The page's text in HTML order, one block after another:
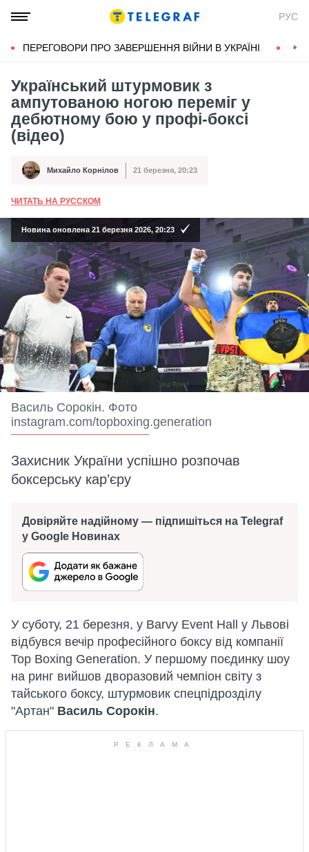
РУС
ПЕРЕГОВОРИ ПРО ЗАВЕРШЕННЯ ВІЙНИ В УКРАЇНІ
Український штурмовик з
ампутованою ногою переміг у
дебютному бою у профі-боксі
(відео)
Автор Михайло Корнілов
Дата публікації 21 березня, 20:23
ЧИТАТЬ НА РУССКОМ
Новина оновлена 21 березня 2026, 20:23
Василь Сорокін. Фото
instagram.com/topboxing.generation
Захисник України успішно розпочав
боксерську кар’єру
Довіряйте надійному — підпишіться на Telegraf
у Google Новинах
У суботу, 21 березня, у Barvy Event Hall у Львові
відбувся вечір професійного боксу від компанії
Top Boxing Generation. У першому поєдинку шоу
на ринг вийшов дворазовий чемпіон світу з
тайського боксу, штурмовик спецпідрозділу
"Артан" Василь Сорокін.